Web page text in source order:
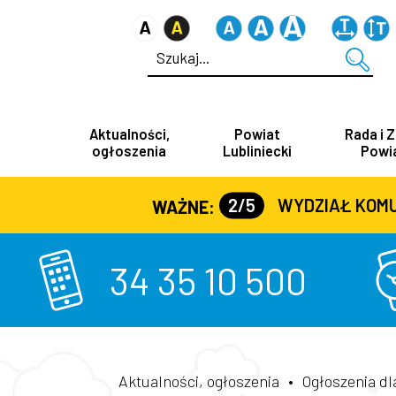
Aktualności,
ogłoszenia
Powiat
Lubliniecki
Rada i
WAŻNE: 2/5 WYDZIAŁ KOMUNIKACJI
34 35 10 500
Aktualności, ogłoszenia • Ogłoszenia